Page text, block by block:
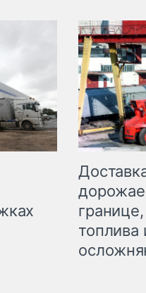
топлива